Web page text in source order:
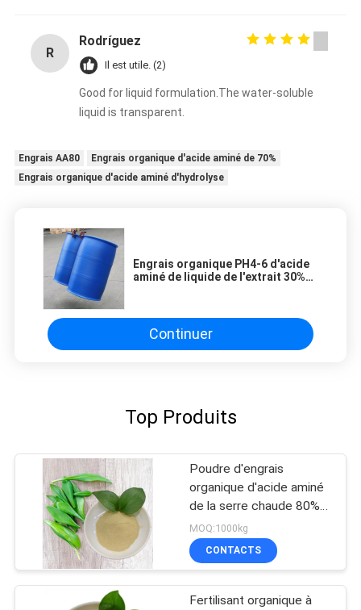
R
Rodríguez
Il est utile. (2)
Good for liquid formulation.The water-soluble
liquid is transparent.
Engrais AA80
Engrais organique d'acide aminé de 70%
Engrais organique d'acide aminé d'hydrolyse
Engrais organique PH4-6 d'acide
aminé de liquide de l'extrait 30%
Continuer
Top Produits
Poudre d'engrais
organique d'acide aminé
de la serre chaude 80%
soluble dans l'eau
MOQ:1000kg
CONTACTS
Fertilisant organique à